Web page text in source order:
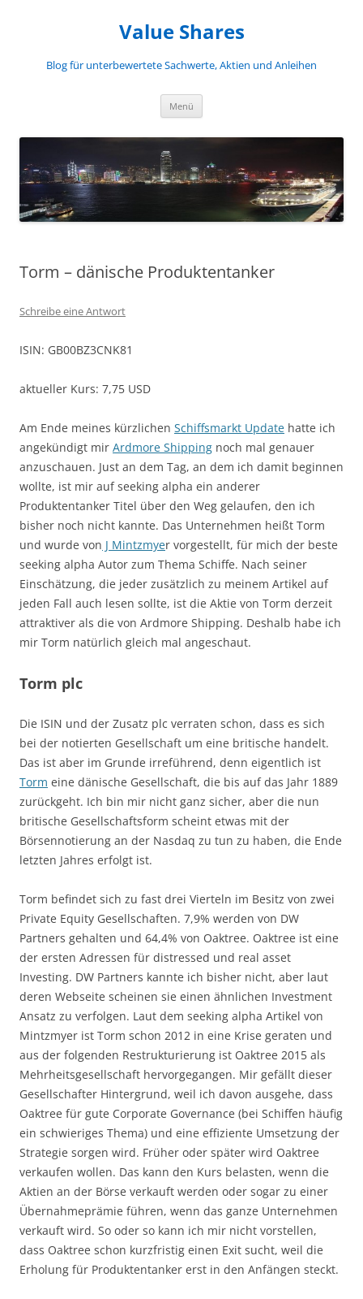
Value Shares
Blog für unterbewertete Sachwerte, Aktien und Anleihen
Menü
Torm – dänische Produktentanker
Schreibe eine Antwort
ISIN: GB00BZ3CNK81
aktueller Kurs: 7,75 USD
Am Ende meines kürzlichen Schiffsmarkt Update hatte ich
angekündigt mir Ardmore Shipping noch mal genauer
anzuschauen. Just an dem Tag, an dem ich damit beginnen
wollte, ist mir auf seeking alpha ein anderer
Produktentanker Titel über den Weg gelaufen, den ich
bisher noch nicht kannte. Das Unternehmen heißt Torm
und wurde von J Mintzmyer vorgestellt, für mich der beste
seeking alpha Autor zum Thema Schiffe. Nach seiner
Einschätzung, die jeder zusätzlich zu meinem Artikel auf
jeden Fall auch lesen sollte, ist die Aktie von Torm derzeit
attraktiver als die von Ardmore Shipping. Deshalb habe ich
mir Torm natürlich gleich mal angeschaut.
Torm plc
Die ISIN und der Zusatz plc verraten schon, dass es sich
bei der notierten Gesellschaft um eine britische handelt.
Das ist aber im Grunde irreführend, denn eigentlich ist
Torm eine dänische Gesellschaft, die bis auf das Jahr 1889
zurückgeht. Ich bin mir nicht ganz sicher, aber die nun
britische Gesellschaftsform scheint etwas mit der
Börsennotierung an der Nasdaq zu tun zu haben, die Ende
letzten Jahres erfolgt ist.
Torm befindet sich zu fast drei Vierteln im Besitz von zwei
Private Equity Gesellschaften. 7,9% werden von DW
Partners gehalten und 64,4% von Oaktree. Oaktree ist eine
der ersten Adressen für distressed und real asset
Investing. DW Partners kannte ich bisher nicht, aber laut
deren Webseite scheinen sie einen ähnlichen Investment
Ansatz zu verfolgen. Laut dem seeking alpha Artikel von
Mintzmyer ist Torm schon 2012 in eine Krise geraten und
aus der folgenden Restrukturierung ist Oaktree 2015 als
Mehrheitsgesellschaft hervorgegangen. Mir gefällt dieser
Gesellschafter Hintergrund, weil ich davon ausgehe, dass
Oaktree für gute Corporate Governance (bei Schiffen häufig
ein schwieriges Thema) und eine effiziente Umsetzung der
Strategie sorgen wird. Früher oder später wird Oaktree
verkaufen wollen. Das kann den Kurs belasten, wenn die
Aktien an der Börse verkauft werden oder sogar zu einer
Übernahmeprämie führen, wenn das ganze Unternehmen
verkauft wird. So oder so kann ich mir nicht vorstellen,
dass Oaktree schon kurzfristig einen Exit sucht, weil die
Erholung für Produktentanker erst in den Anfängen steckt.